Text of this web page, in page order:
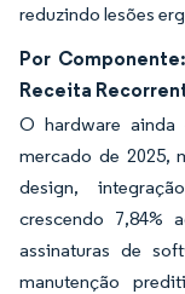
reduzindo lesões
Por
Receita
O hardware ainda
mercado de 2025,
design,
crescendo 7,84%
assinaturas de
manutenção